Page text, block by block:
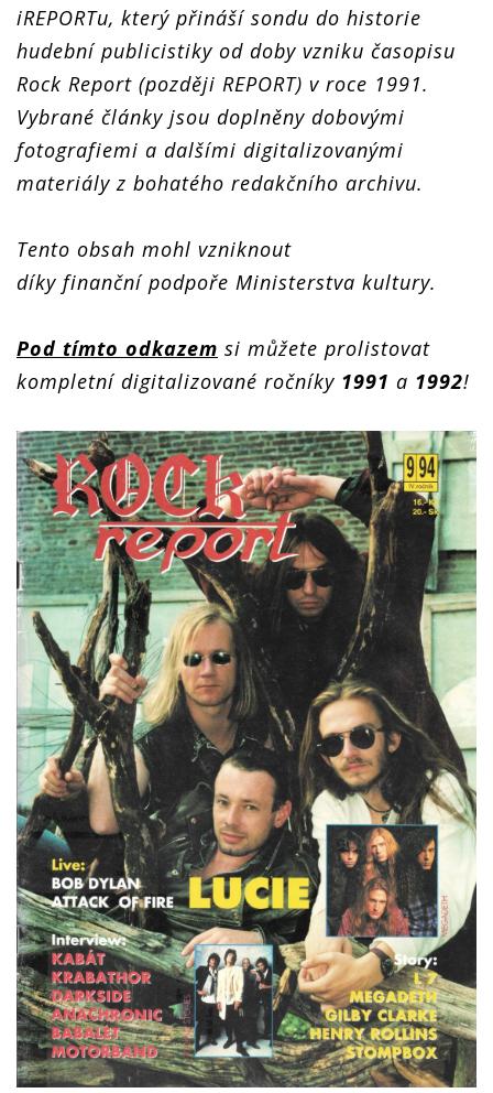
iREPORTu, který přináší sondu do historie
hudební publicistiky od doby vzniku časopisu
Rock Report (později REPORT) v roce 1991.
Vybrané články jsou doplněny dobovými
fotografiemi a dalšími digitalizovanými
materiály z bohatého redakčního archivu.
Tento obsah mohl vzniknout
díky finanční podpoře Ministerstva kultury.
Pod tímto odkazem si můžete prolistovat
kompletní digitalizované ročníky 1991 a 1992!